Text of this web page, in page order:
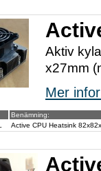
Aktiv
x27mm
Mer
Benämning:
Active CPU Heatsink